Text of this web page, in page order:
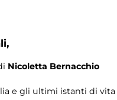
Nicoletta Bernacchio
e gli ultimi istanti di